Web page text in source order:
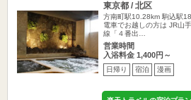
東京都 / 北区
方南町駅10.28km 駒込駅
電車でお越しの方は JR山
線「４番出…
営業時間
入浴料金 1,400円～
日帰り 宿泊 漫画